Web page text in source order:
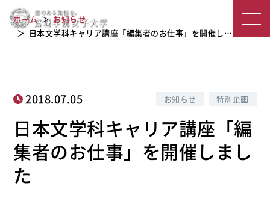
城
子
大
日本文学科キャリア講座「編集者のお
仕事」を開催しました
ホーム
お知らせ
日本文学科キャリア講座「編集者のお仕事」を開催し…
2018.07.05 お知らせ 特別企画
日本文学科キャリア講座「編
集者のお仕事」を開催しまし
た